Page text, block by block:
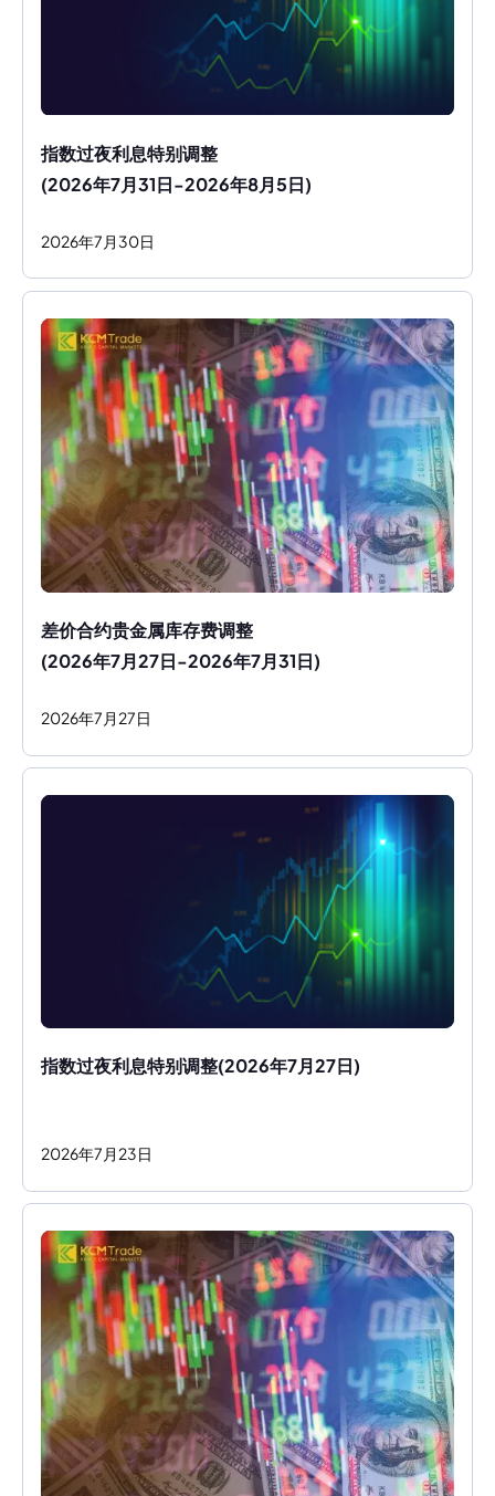
指数过夜利息特别调整
(2026年7月31日-2026年8月5日)
2026年7 月 30日
差价合约贵金属库存费调整
(2026年7月27日-2026年7月31日)
2026年7 月 27日
指数过夜利息特别调整(2026年7月27日)
2026年7 月 23日